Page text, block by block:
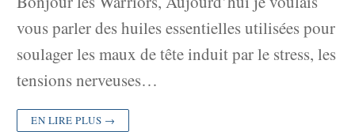
vous parler des huiles essentielles utilisées pour
soulager les maux de tête induit par le stress, les
tensions nerveuses…
EN LIRE PLUS →